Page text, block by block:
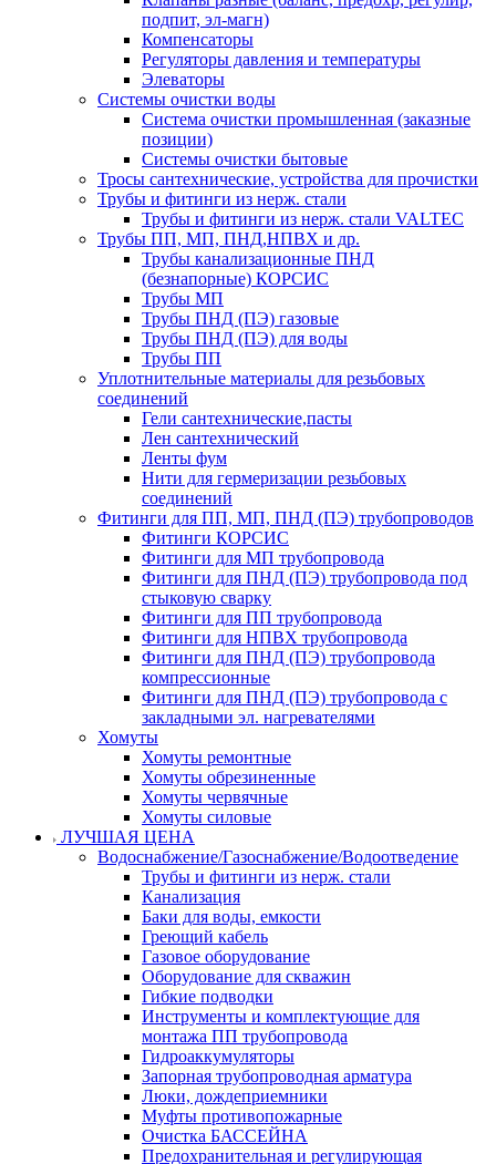
подпит, эл-магн)
Компенсаторы
Регуляторы давления и температуры
Элеваторы
Системы очистки воды
Система очистки промышленная (заказные
позиции)
Системы очистки бытовые
Тросы сантехнические, устройства для прочистки
Трубы и фитинги из нерж. стали
Трубы и фитинги из нерж. стали VALTEC
Трубы ПП, МП, ПНД,НПВХ и др.
Трубы канализационные ПНД
(безнапорные) КОРСИС
Трубы МП
Трубы ПНД (ПЭ) газовые
Трубы ПНД (ПЭ) для воды
Трубы ПП
Уплотнительные материалы для резьбовых
соединений
Гели сантехнические,пасты
Лен сантехнический
Ленты фум
Нити для гермеризации резьбовых
соединений
Фитинги для ПП, МП, ПНД (ПЭ) трубопроводов
Фитинги КОРСИС
Фитинги для МП трубопровода
Фитинги для ПНД (ПЭ) трубопровода под
стыковую сварку
Фитинги для ПП трубопровода
Фитинги для НПВХ трубопровода
Фитинги для ПНД (ПЭ) трубопровода
компрессионные
Фитинги для ПНД (ПЭ) трубопровода с
закладными эл. нагревателями
Хомуты
Хомуты ремонтные
Хомуты обрезиненные
Хомуты червячные
Хомуты силовые
ЛУЧШАЯ ЦЕНА
Водоснабжение/Газоснабжение/Водоотведение
Трубы и фитинги из нерж. стали
Канализация
Баки для воды, емкости
Греющий кабель
Газовое оборудование
Оборудование для скважин
Гибкие подводки
Инструменты и комплектующие для
монтажа ПП трубопровода
Гидроаккумуляторы
Запорная трубопроводная арматура
Люки, дождеприемники
Муфты противопожарные
Очистка БАССЕЙНА
Предохранительная и регулирующая